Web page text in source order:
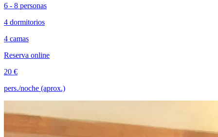
6 - 8 personas
4 dormitorios
4 camas
Reserva online
20 €
pers./noche (aprox.)